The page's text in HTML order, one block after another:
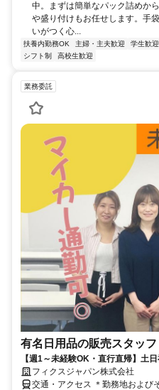
中。まずは簡単なパック詰めか
や盛り付けもお任せします。手
いがつく心...
扶養内勤務OK 主婦・主夫歓迎 学生歓迎
シフト制
高校生歓迎
業務委託
有名日用品の販売スタッフ
【週1～未経験OK・直行直帰】土
フィクスジャパン株式会社
交通・アクセス ＊勤務地および